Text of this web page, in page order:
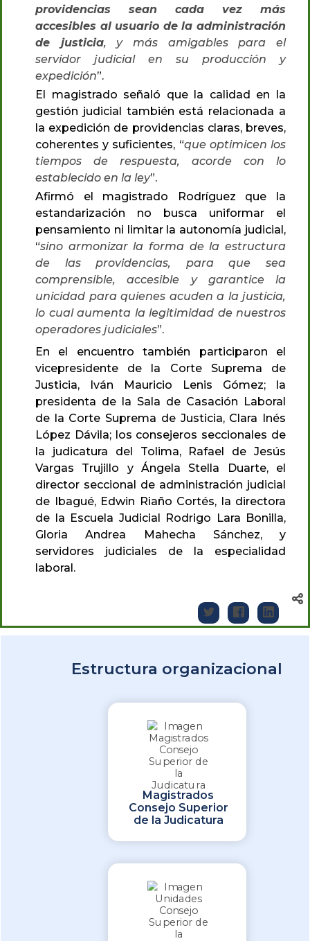
providencias sean cada vez más
accesibles al usuario de la administración
de justicia, y más amigables para el
servidor judicial en su producción y
expedición”.
El magistrado señaló que la calidad en la
gestión judicial también está relacionada a
la expedición de providencias claras, breves,
coherentes y suficientes, “que optimicen los
tiempos de respuesta, acorde con lo
establecido en la ley”.
Afirmó el magistrado Rodríguez que la
estandarización no busca uniformar el
pensamiento ni limitar la autonomía judicial,
“sino armonizar la forma de la estructura
de las providencias, para que sea
comprensible, accesible y garantice la
unicidad para quienes acuden a la justicia,
lo cual aumenta la legitimidad de nuestros
operadores judiciales”.
En el encuentro también participaron el
vicepresidente de la Corte Suprema de
Justicia, Iván Mauricio Lenis Gómez; la
presidenta de la Sala de Casación Laboral
de la Corte Suprema de Justicia, Clara Inés
López Dávila; los consejeros seccionales de
la judicatura del Tolima, Rafael de Jesús
Vargas Trujillo y Ángela Stella Duarte, el
director seccional de administración judicial
de Ibagué, Edwin Riaño Cortés, la directora
de la Escuela Judicial Rodrigo Lara Bonilla,
Gloria Andrea Mahecha Sánchez, y
servidores judiciales de la especialidad
laboral.
Estructura organizacional
Magistrados
Consejo Superior
de la Judicatura